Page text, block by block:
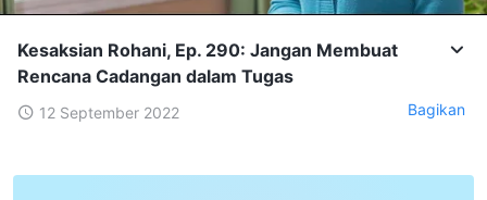
Kesaksian Rohani, Ep. 290: Jangan Membuat
Rencana Cadangan dalam Tugas
12 September 2022 Bagikan